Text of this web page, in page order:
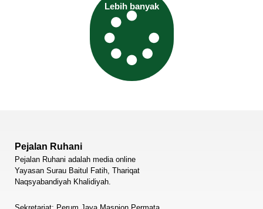
Lebih banyak
Pejalan Ruhani
Pejalan Ruhani adalah media online
Yayasan Surau Baitul Fatih, Thariqat
Naqsyabandiyah Khalidiyah.